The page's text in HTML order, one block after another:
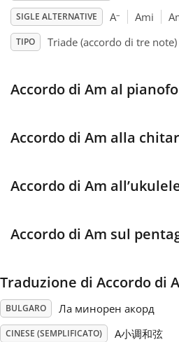
Português
SIGLE ALTERNATIVE A– Ami
TIPO Triade (accordo di tre note)
Accordo di Am al
Accordo di Am alla
Accordo di Am
Accordo di Am sul
Traduzione di Accordo di
BULGARO Ла минорен акорд
CINESE (SEMPLIFICATO) A小调和弦